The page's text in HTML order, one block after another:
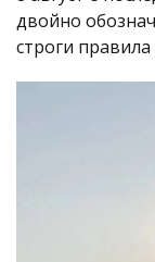
двойно
строги